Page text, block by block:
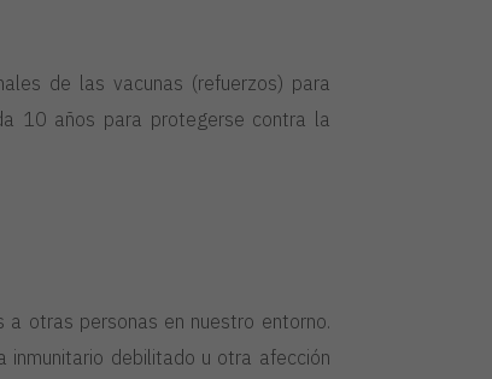
de las vacunas (refuerzos) para
10 años para protegerse contra la
otras personas en nuestro entorno.
inmunitario debilitado u otra afección